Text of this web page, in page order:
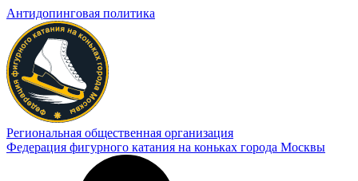
Антидопинговая политика
Региональная общественная организация
Федерация фигурного катания на коньках города Москвы